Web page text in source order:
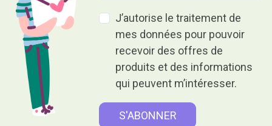
J’autorise le traitement de
mes données pour pouvoir
recevoir des offres de
produits et des informations
qui peuvent m’intéresser.